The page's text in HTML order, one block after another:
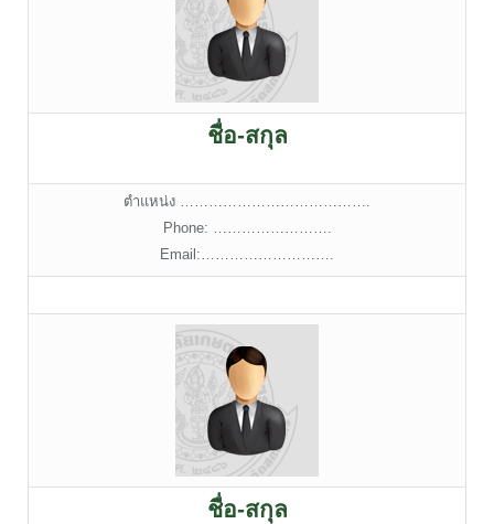
ชื่อ-สกุล
ตำแหน่ง ………………………………….
Phone: …………………….
Email:……………………….
ชื่อ-สกุล